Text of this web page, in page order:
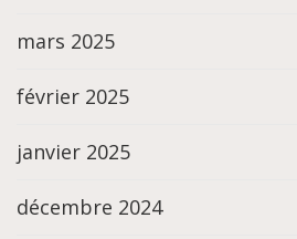
mars 2025
février 2025
janvier 2025
décembre 2024